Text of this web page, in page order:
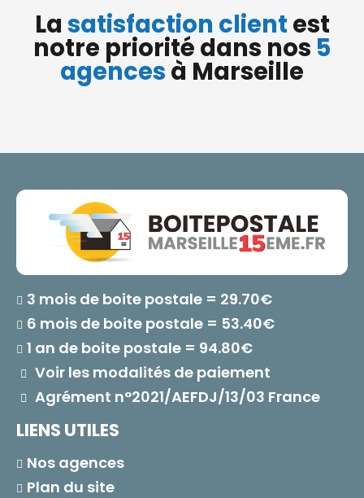
La satisfaction client est
notre priorité dans nos 5
agences à Marseille
3 mois de boite postale = 29.70€
6 mois de boite postale = 53.40€
1 an de boite postale = 94.80€
Voir les modalités de paiement
Agrément n°2021/AEFDJ/13/03 France
LIENS UTILES
Nos agences
Plan du site